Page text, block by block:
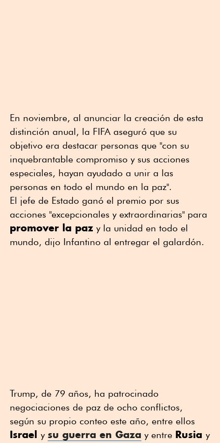
En noviembre, al anunciar la creación de esta
distinción anual, la FIFA aseguró que su
objetivo era destacar personas que "con su
inquebrantable compromiso y sus acciones
especiales, hayan ayudado a unir a las
personas en todo el mundo en la paz".
El jefe de Estado ganó el premio por sus
acciones "excepcionales y extraordinarias" para
promover la paz y la unidad en todo el
mundo, dijo Infantino al entregar el galardón.
Trump, de 79 años, ha patrocinado
negociaciones de paz de ocho conflictos,
según su propio conteo este año, entre ellos
Israel y su guerra en Gaza y entre Rusia y